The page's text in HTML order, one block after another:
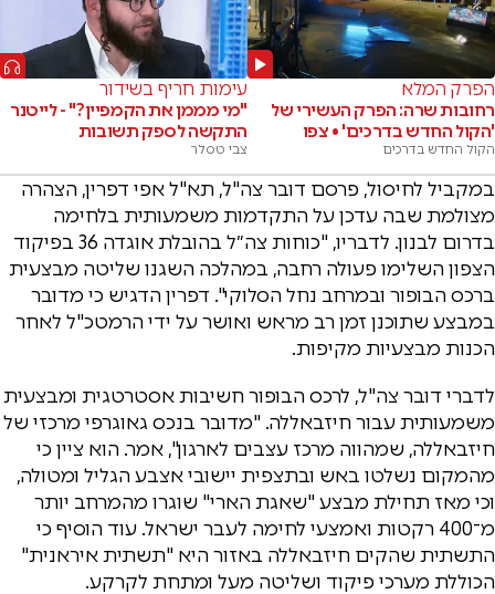
הפרק המלא
רחובות שרה: הפרק העשירי של
'הקול החדש בדרכים' • צפו
הקול החדש בדרכים
עימות חריף בשידור
"מי מממן את הקמפיין?" - לייטנר
התקשה לספק תשובות
צבי טסלר
במקביל לחיסול, פרסם דובר צה"ל, תא"ל אפי דפרין, הצהרה
מצולמת שבה עדכן על התקדמות משמעותית בלחימה
בדרום לבנון. לדבריו, "כוחות צה״ל בהובלת אוגדה 36 בפיקוד
הצפון השלימו פעולה רחבה, במהלכה השגנו שליטה מבצעית
ברכס הבופור ובמרחב נחל הסלוקי". דפרין הדגיש כי מדובר
במבצע שתוכנן זמן רב מראש ואושר על ידי הרמטכ"ל לאחר
הכנות מבצעיות מקיפות.
לדברי דובר צה"ל, לרכס הבופור חשיבות אסטרטגית ומבצעית
משמעותית עבור חיזבאללה. "מדובר בנכס גאוגרפי מרכזי של
חיזבאללה, שמהווה מרכז עצבים לארגון", אמר. הוא ציין כי
מהמקום נשלטו באש ובתצפית יישובי אצבע הגליל ומטולה,
וכי מאז תחילת מבצע "שאגת הארי" שוגרו מהמרחב יותר
מ־400 רקטות ואמצעי לחימה לעבר ישראל. עוד הוסיף כי
התשתית שהקים חיזבאללה באזור היא "תשתית איראנית"
הכוללת מערכי פיקוד ושליטה מעל ומתחת לקרקע.